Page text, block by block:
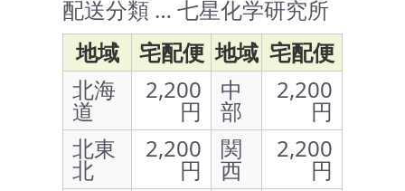
配送分類 … 七星化学研究所
地域
宅配便 地域 宅配便
北海
道
2,200
円
中
部
2,200
円
北東
北
2,200
円
関
西
2,200
円